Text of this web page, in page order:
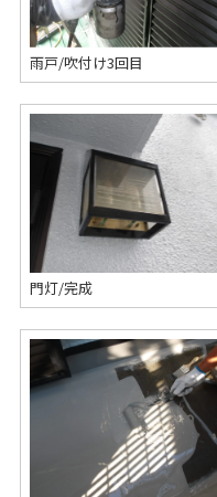
雨戸/吹付け3回目
門灯/完成